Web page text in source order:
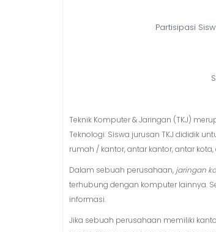
Partisipasi
Teknik Komputer & Jaringan (TKJ)
Teknologi. Siswa jurusan TKJ dididik
rumah / kantor, antar kantor, antar
Dalam sebuah perusahaan, jaringan
terhubung dengan komputer lainnya.
informasi.
Jika sebuah perusahaan memiliki